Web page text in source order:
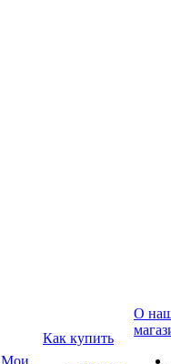
Мои
Как купить
О